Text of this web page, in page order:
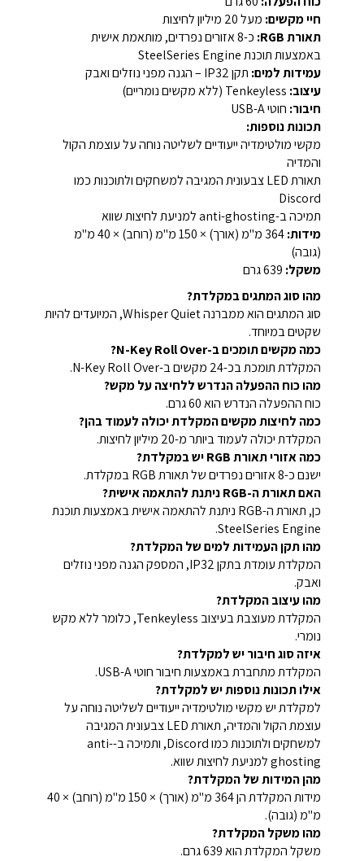
חיי מקשים: מעל 20 מיליון לחיצות
תאורת RGB:
כ-8 אזורים נפרדים, מותאמת אישית
באמצעות תוכנת SteelSeries Engine
עמידות למים: תקן IP32 – הגנה מפני נוזלים ואבק
עיצוב:
חיבור: חוטי USB-A
תכונות נוספות:
מקשי מולטימדיה ייעודיים לשליטה נוחה על עוצמת הקול
והמדיה
תאורת LED צבעונית המגיבה למשחקים ולתוכנות כמו
Discord
תמיכה ב-anti-ghosting למניעת לחיצות שווא
מידות:
364 מ"מ (אורך) × 150 מ"מ (רוחב) × 40 מ"מ
(גובה)
משקל:
מהו סוג המתגים במקלדת?
סוג המתגים הוא ממברנה Whisper Quiet, המיועדים להיות
שקטים במיוחד.
כמה מקשים תומכים ב-N-Key Roll Over?
המקלדת תומכת בכ-24 מקשים ב-N-Key Roll Over.
מהו כוח ההפעלה הנדרש ללחיצה על מקש?
כוח ההפעלה הנדרש הוא 60 גרם.
כמה לחיצות מקשים המקלדת יכולה לעמוד בהן?
המקלדת יכולה לעמוד ביותר מ-20 מיליון לחיצות.
כמה אזורי תאורת RGB יש במקלדת?
ישנם כ-8 אזורים נפרדים של תאורת RGB במקלדת.
האם תאורת ה-RGB ניתנת להתאמה אישית?
כן, תאורת ה-RGB ניתנת להתאמה אישית באמצעות תוכנת
SteelSeries Engine.
מהו תקן העמידות למים של המקלדת?
המקלדת עומדת בתקן IP32, המספק הגנה מפני נוזלים
ואבק.
מהו עיצוב המקלדת?
המקלדת מעוצבת בעיצוב Tenkeyless, כלומר ללא מקש
נומרי.
איזה סוג חיבור יש למקלדת?
המקלדת מתחברת באמצעות חיבור חוטי USB-A.
אילו תכונות נוספות יש למקלדת?
למקלדת יש מקשי מולטימדיה ייעודיים לשליטה נוחה על
עוצמת הקול והמדיה, תאורת LED צבעונית המגיבה
למשחקים ולתוכנות כמו Discord, ותמיכה ב-anti-
ghosting למניעת לחיצות שווא.
מהן המידות של המקלדת?
מידות המקלדת הן 364 מ"מ (אורך) × 150 מ"מ (רוחב) × 40
מ"מ (גובה).
מהו משקל המקלדת?
משקל המקלדת הוא 639 גרם.